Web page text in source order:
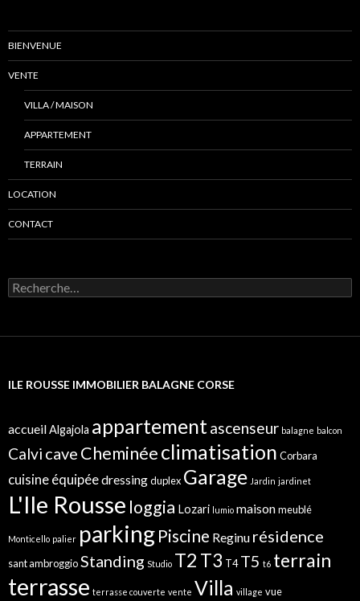
BIENVENUE
VENTE
VILLA / MAISON
APPARTEMENT
TERRAIN
LOCATION
CONTACT
R
e
h
ILE ROUSSE IMMOBILIER BALAGNE CORSE
accueilAlgajola appartementascenseur balagne balcon
Calvi cave Cheminéeclimatisation Corbara
cuisine équipéedressingduplex Garage Jardin jardinet
L'Ile Rousse loggia Lozari lumio maisonmeublé
Monticello palier parking Piscine Reginu résidence
sant ambroggioStanding Studio T2 T3 T4 T5 t6 terrain
terrasse terrasse couverte vente Villa village vue